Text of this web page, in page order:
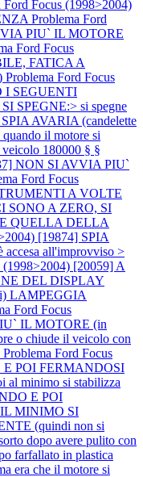
Ford Focus (1998>2004)
Problema Ford
PIU` IL MOTORE
Ford Focus
FATICA A
Problema Ford Focus
I SEGUENTI
SPEGNE:> si spegne
AVARIA (candelette
il motore si
180000 § §
NON SI AVVIA PIU`
Ford Focus
A VOLTE
A ZERO, SI
QUELLA DELLA
[19874] SPIA
all'improvviso >
(1998>2004) [20059] A
DEL DISPLAY
LAMPEGGIA
Ford Focus
IL MOTORE (in
o chiude il veicolo con
Problema Ford Focus
E POI FERMANDOSI
minimo si stabilizza
E POI
MINIMO SI
(quindi non si
dopo avere pulito con
farfallato in plastica
era che il motore si